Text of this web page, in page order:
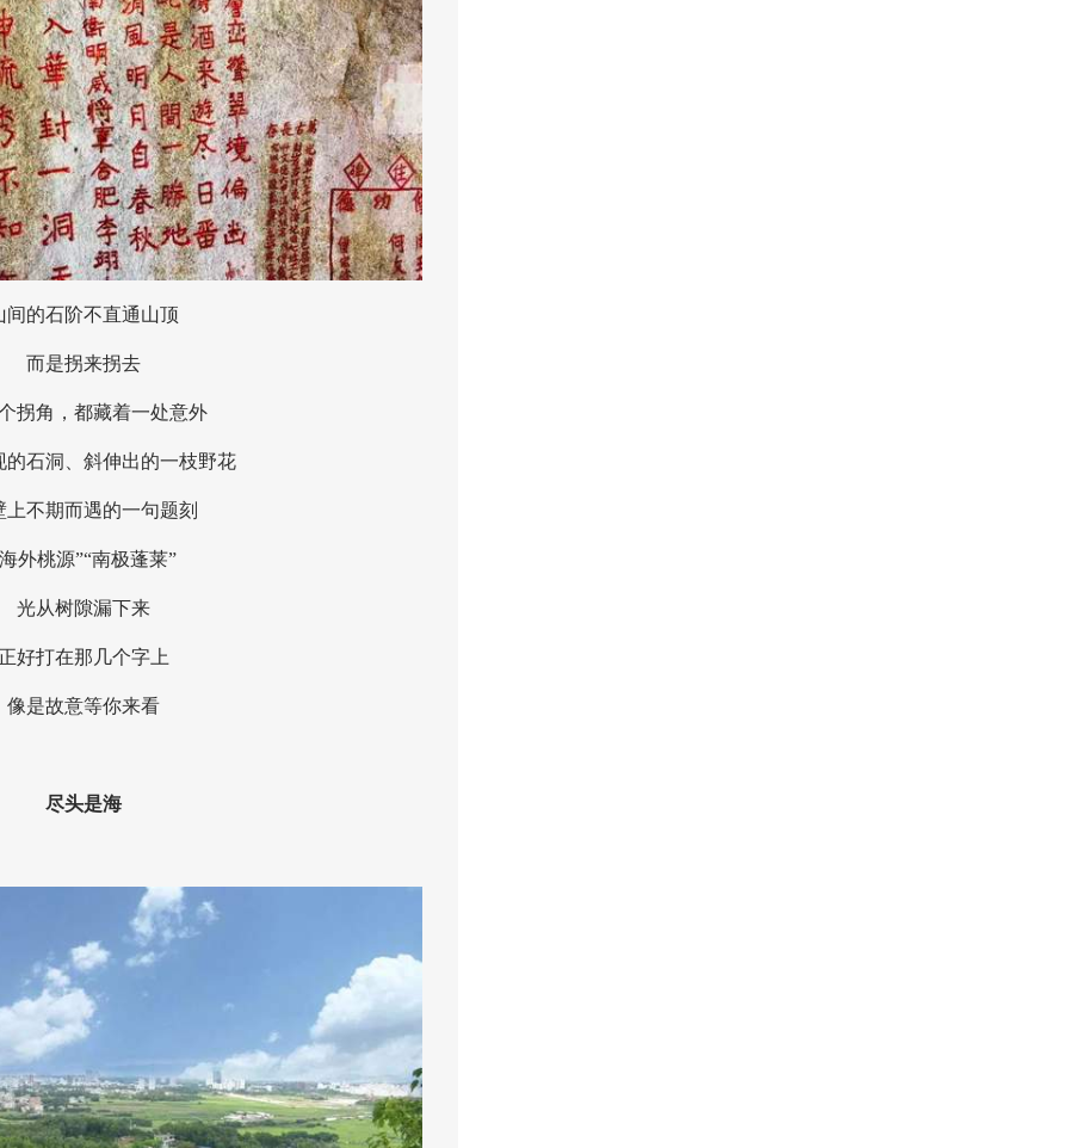
石阶不直通山顶
是拐来拐去
角，都藏着一处意外
洞、斜伸出的一枝野花
期而遇的一句题刻
桃源”“南极蓬莱”
树隙漏下来
打在那几个字上
故意等你来看
尽头是海